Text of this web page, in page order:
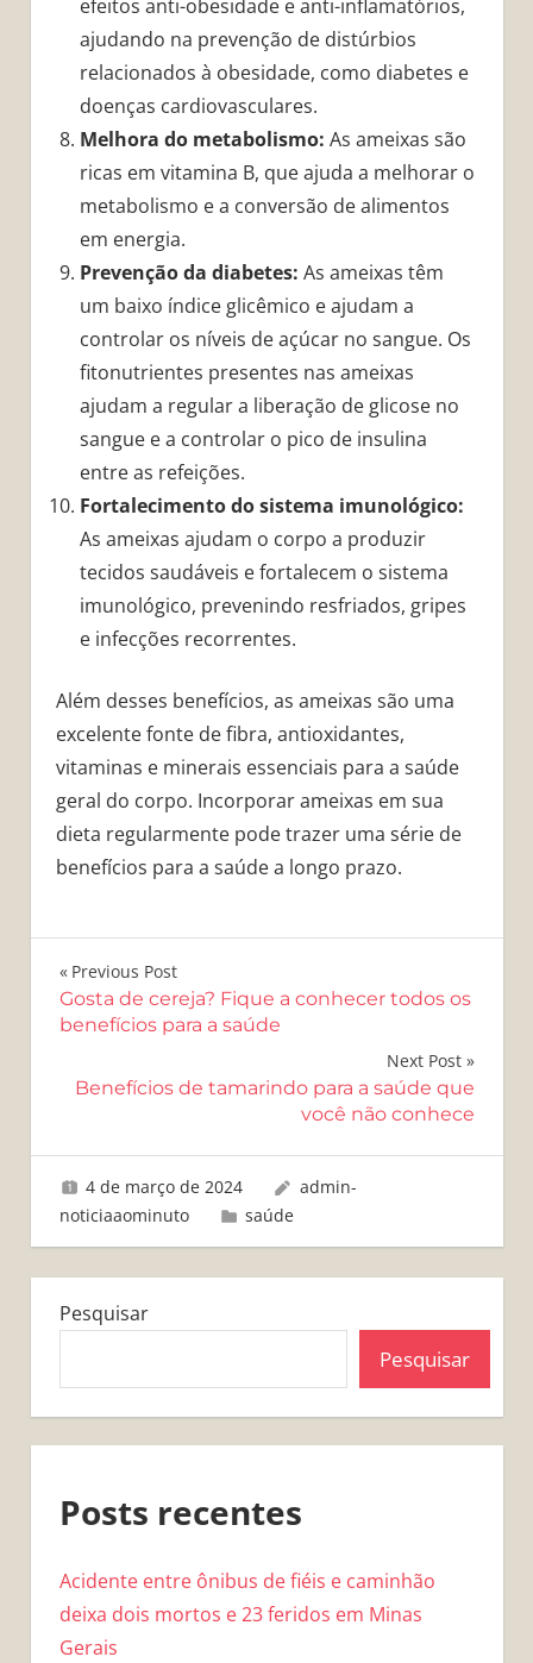
efeitos anti-obesidade e anti-inflamatórios,
ajudando na prevenção de distúrbios
relacionados à obesidade, como diabetes e
doenças cardiovasculares.
Melhora do metabolismo: As ameixas são
ricas em vitamina B, que ajuda a melhorar o
metabolismo e a conversão de alimentos
em energia.
Prevenção da diabetes: As ameixas têm
um baixo índice glicêmico e ajudam a
controlar os níveis de açúcar no sangue. Os
fitonutrientes presentes nas ameixas
ajudam a regular a liberação de glicose no
sangue e a controlar o pico de insulina
entre as refeições.
Fortalecimento do sistema imunológico:
As ameixas ajudam o corpo a produzir
tecidos saudáveis ​​e fortalecem o sistema
imunológico, prevenindo resfriados, gripes
e infecções recorrentes.
Além desses benefícios, as ameixas são uma
excelente fonte de fibra, antioxidantes,
vitaminas e minerais essenciais para a saúde
geral do corpo. Incorporar ameixas em sua
dieta regularmente pode trazer uma série de
benefícios para a saúde a longo prazo.
Navegação
de
Post
Previous Post
Gosta de cereja? Fique a conhecer todos os
benefícios para a saúde
Next Post
Benefícios de tamarindo para a saúde que
você não conhece
4 de março de 2024
admin-
noticiaaominuto
saúde
Pesquisar
Pesquisar
Posts recentes
Acidente entre ônibus de fiéis e caminhão
deixa dois mortos e 23 feridos em Minas
Gerais